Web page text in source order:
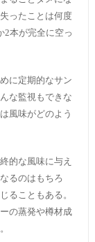
ったことは何度
2本が完全に空っ
に定期的なサン
な監視もできな
風味がどのよう
的な風味に与え
るのはもちろ
ることもある。
の蒸発や樽材成